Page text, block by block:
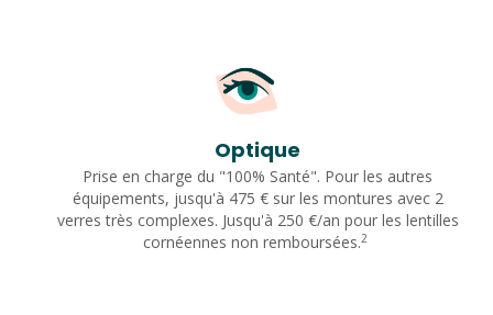
Optique
Prise en charge du "100% Santé". Pour les autres
équipements, jusqu'à 475 € sur les montures avec 2
verres très complexes. Jusqu'à 250 €/an pour les lentilles
cornéennes non remboursées.2